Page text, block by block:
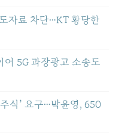
자료 차단…KT 황당한
5G 과장광고 소송도
식’ 요구…박윤영, 650